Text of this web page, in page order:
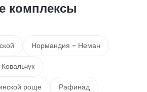
комплексы
Нормандия – Неман
роще Рафинад